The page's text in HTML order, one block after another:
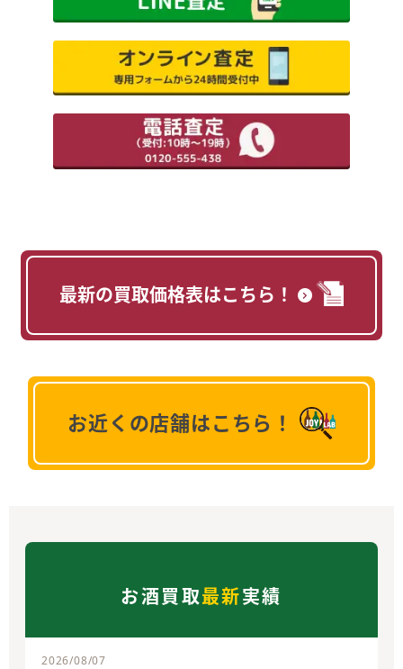
最新の買取価格表はこちら！
お近くの店舗はこちら！
お酒買取最新実績
2026/08/07